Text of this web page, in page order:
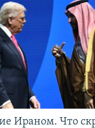
Ираном. Что